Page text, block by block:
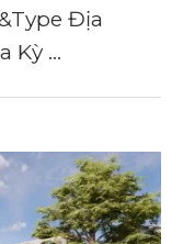
Địa
Kỳ …